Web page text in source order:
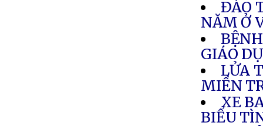
ÐÀO
NĂM Ở
GIÁO
LỬA
MIỀN
XE
BIỂU